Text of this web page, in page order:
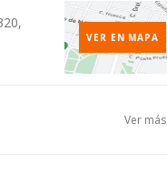
VER EN MAPA
Ver más